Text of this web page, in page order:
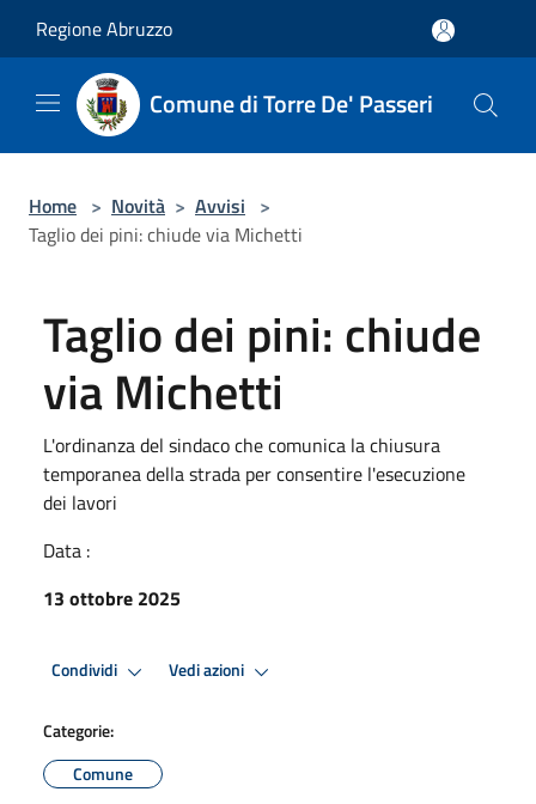
Regione Abruzzo
Comune di Torre De' Passeri
Home > Novità > Avvisi >
Taglio dei pini: chiude via Michetti
Taglio dei pini: chiude
via Michetti
L'ordinanza del sindaco che comunica la chiusura
temporanea della strada per consentire l'esecuzione
dei lavori
Data :
13 ottobre 2025
Condividi Vedi azioni
Categorie:
Comune